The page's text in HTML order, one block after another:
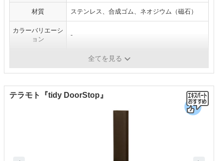
材質 ステンレス、合成ゴム、ネオジウム（磁石）
カラーバリエーシ
ョン
-
マグネット式
全てを見る
テラモト『tidy DoorStop』